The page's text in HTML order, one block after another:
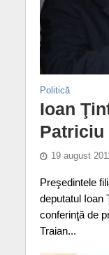
Politică
Ioan
Patriciu
19 august
Preşedintele
deputatul Ioan
conferinţă de
Traian...